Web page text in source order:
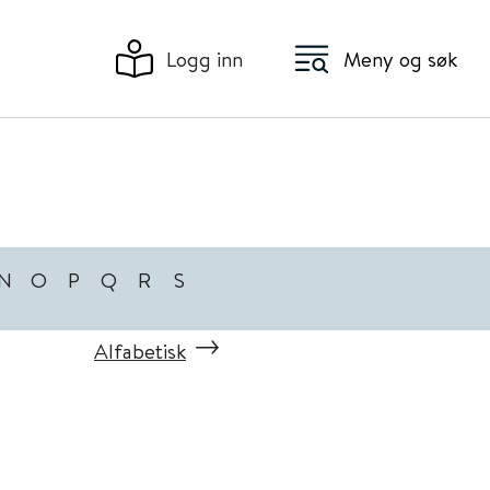
Logg inn Meny og søk
O P Q R S
Alfabetisk